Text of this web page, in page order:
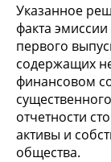
Указанное
факта
первого
содержащих
финансовом
отчетности
активы и
общества.